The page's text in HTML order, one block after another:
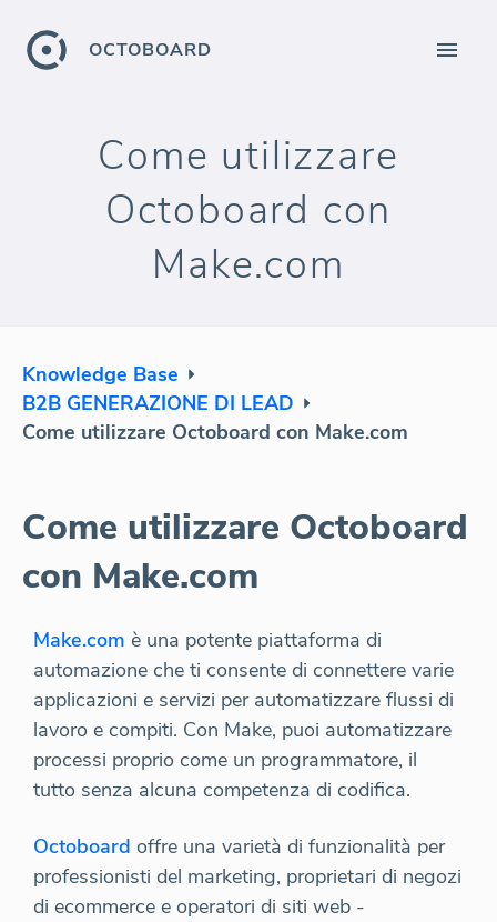
OCTOBOARD
Come utilizzare
Octoboard con
Make.com
Knowledge Base
B2B GENERAZIONE DI LEAD
Come utilizzare Octoboard con Make.com
Come utilizzare Octoboard
con Make.com
Make.com è una potente piattaforma di
automazione che ti consente di connettere varie
applicazioni e servizi per automatizzare flussi di
lavoro e compiti. Con Make, puoi automatizzare
processi proprio come un programmatore, il
tutto senza alcuna competenza di codifica.
Octoboard offre una varietà di funzionalità per
professionisti del marketing, proprietari di negozi
di ecommerce e operatori di siti web -